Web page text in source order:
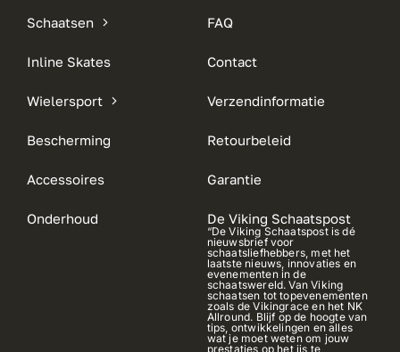
Schaatsen
Inline Skates
Wielersport
Bescherming
Accessoires
Onderhoud
FAQ
Contact
Verzendinformatie
Retourbeleid
Garantie
De Viking Schaatspost
“De Viking Schaatspost is dé
nieuwsbrief voor
schaatsliefhebbers, met het
laatste nieuws, innovaties en
evenementen in de
schaatswereld. Van Viking
schaatsen tot topevenementen
zoals de Vikingrace en het NK
Allround. Blijf op de hoogte van
tips, ontwikkelingen en alles
wat je moet weten om jouw
prestaties op het ijs te